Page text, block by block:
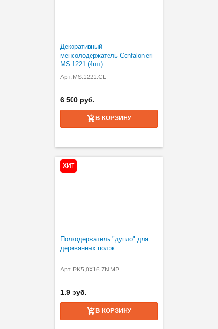
Декоративный
менсолодержатель Confalonieri
MS.1221 (4шт)
Арт. MS.1221.CL
6 500 руб.
В КОРЗИНУ
ХИТ
Полкодержатель "дупло" для
деревянных полок
Арт. PK5,0X16 ZN MP
1.9 руб.
В КОРЗИНУ